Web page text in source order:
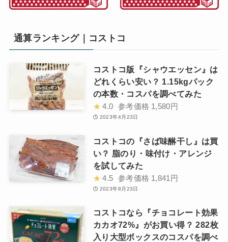
通算ランキング｜コストコ
コストコ版『シャウエッセン』は
どれくらい安い？ 1.15kgパック
の本数・コスパを調べてみた
★ 4.0 参考価格 1,580円
2023年4月23日
コストコの『さば味醂干し』は買
い？ 脂のり・味付け・アレンジ
を試してみた
★ 4.5 参考価格 1,841円
2023年8月23日
コストコなら『チョコレート効果
カカオ72%』がお買い得？ 282枚
入り大型ボックスのコスパを調べ